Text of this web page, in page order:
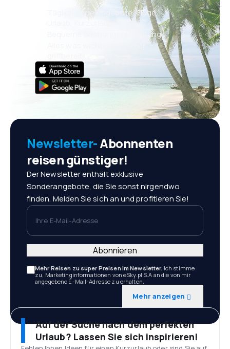
Täglich neue Angebote: Flüge,
Bequeme Buchungsverwaltung
Newsletter-Abonnenten
reisen günstiger!
Der Newsletter enthält exklusive
Sonderangebote, die Sie sonst nirgendwo
finden. Melden Sie sich an und profitieren Sie!
Ihre E-Mail-Adresse
Mehr Reisen zu super Preisen im Newsletter. Ich stimme
zu, Marketinginformationen von eSky.pl S.A an die von mir
angegebene E-Mail-Adresse zu erhalten.
Mehr anzeigen
Abonnieren
Auf der Suche nach dem perfekten
Urlaub? Lassen Sie sich inspirieren!